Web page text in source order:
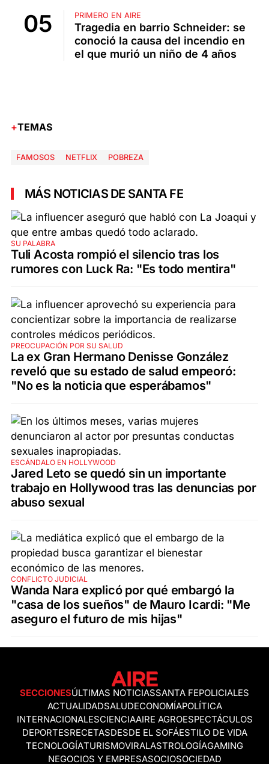
PRIMERO EN AIRE
Tragedia en barrio Schneider: se
conoció la causa del incendio en
el que murió un niño de 4 años
TEMAS
FAMOSOS NETFLIX POBREZA
MÁS NOTICIAS DE SANTA FE
SU PALABRA
Tuli Acosta rompió el silencio tras los
rumores con Luck Ra: "Es todo mentira"
PREOCUPACIÓN POR SU SALUD
La ex Gran Hermano Denisse González
reveló que su estado de salud empeoró:
"No es la noticia que esperábamos"
ESCÁNDALO EN HOLLYWOOD
Jared Leto se quedó sin un importante
trabajo en Hollywood tras las denuncias por
abuso sexual
CONFLICTO JUDICIAL
Wanda Nara explicó por qué embargó la
"casa de los sueños" de Mauro Icardi: "Me
aseguro el futuro de mis hijas"
SECCIONESÚLTIMAS NOTICIASSANTA FEPOLICIALES
ACTUALIDADSALUDECONOMÍAPOLÍTICA
INTERNACIONALESCIENCIAAIRE AGROESPECTÁCULOS
DEPORTESRECETASDESDE EL SOFÁESTILO DE VIDA
TECNOLOGÍATURISMOVIRALASTROLOGÍAGAMING
NEGOCIOS Y EMPRESASOCIOSOCIEDAD